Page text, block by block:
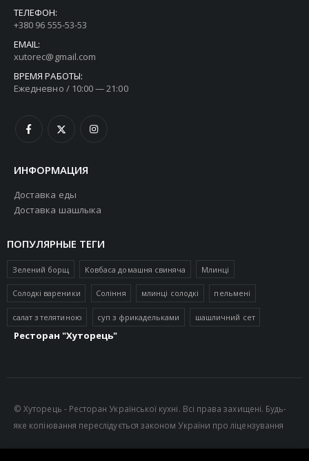
ТЕЛЕФОН:
+380 96 555-53-53
EMAIL:
xutorec@gmail.com
ВРЕМЯ РАБОТЫ:
Ежедневно / 10:00 — 21:00
ИНФОРМАЦИЯ
Доставка еды
Доставка шашлыка
ПОПУЛЯРНЫЕ ТЕГИ
Зелений борщ Ковбаса домашня свиняча Млинці
Солодкі вареники Соління млинці солодкі пельмені
салат з телятиною суп з фрикадельками шашличний сет
Ресторан "Хуторець"
© Хуторець - Ресторан Української кухні. Всі права захищені. Будь-
яке копіювання переслідується законом України про ліцензування